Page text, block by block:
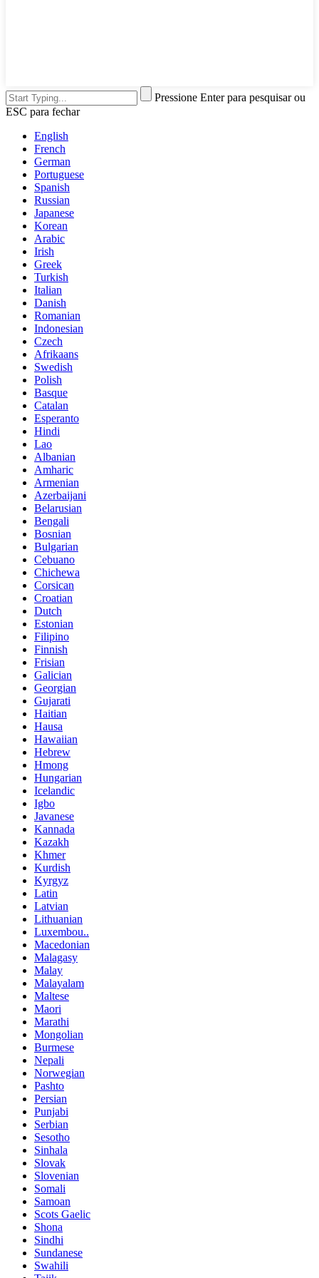
Pressione Enter para pesquisar ou
ESC para fechar
English
French
German
Portuguese
Spanish
Russian
Japanese
Korean
Arabic
Irish
Greek
Turkish
Italian
Danish
Romanian
Indonesian
Czech
Afrikaans
Swedish
Polish
Basque
Catalan
Esperanto
Hindi
Lao
Albanian
Amharic
Armenian
Azerbaijani
Belarusian
Bengali
Bosnian
Bulgarian
Cebuano
Chichewa
Corsican
Croatian
Dutch
Estonian
Filipino
Finnish
Frisian
Galician
Georgian
Gujarati
Haitian
Hausa
Hawaiian
Hebrew
Hmong
Hungarian
Icelandic
Igbo
Javanese
Kannada
Kazakh
Khmer
Kurdish
Kyrgyz
Latin
Latvian
Lithuanian
Luxembou..
Macedonian
Malagasy
Malay
Malayalam
Maltese
Maori
Marathi
Mongolian
Burmese
Nepali
Norwegian
Pashto
Persian
Punjabi
Serbian
Sesotho
Sinhala
Slovak
Slovenian
Somali
Samoan
Scots Gaelic
Shona
Sindhi
Sundanese
Swahili